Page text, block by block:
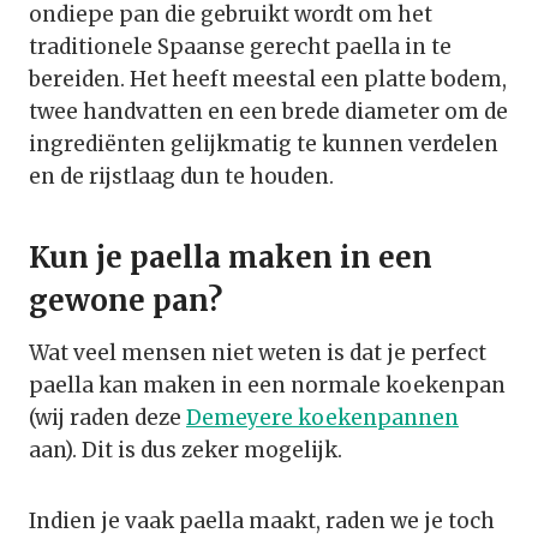
ondiepe pan die gebruikt wordt om het
traditionele Spaanse gerecht paella in te
bereiden. Het heeft meestal een platte bodem,
twee handvatten en een brede diameter om de
ingrediënten gelijkmatig te kunnen verdelen
en de rijstlaag dun te houden.
Kun je paella maken in een
gewone pan?
Wat veel mensen niet weten is dat je perfect
paella kan maken in een normale koekenpan
(wij raden deze Demeyere koekenpannen
aan). Dit is dus zeker mogelijk.
Indien je vaak paella maakt, raden we je toch